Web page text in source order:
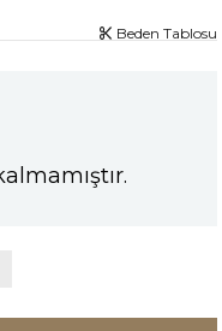
Beden Tablosu